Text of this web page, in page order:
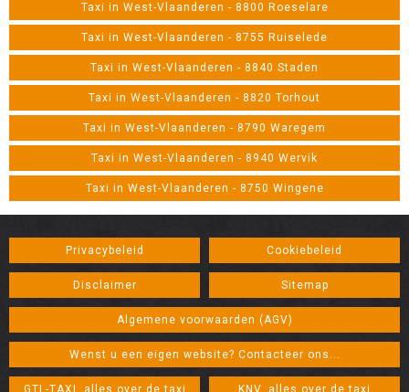
Taxi in West-Vlaanderen - 8800 Roeselare
Taxi in West-Vlaanderen - 8755 Ruiselede
Taxi in West-Vlaanderen - 8840 Staden
Taxi in West-Vlaanderen - 8820 Torhout
Taxi in West-Vlaanderen - 8790 Waregem
Taxi in West-Vlaanderen - 8940 Wervik
Taxi in West-Vlaanderen - 8750 Wingene
Privacybeleid Cookiebeleid
Disclaimer Sitemap
Algemene voorwaarden (AGV)
Wenst u een eigen website? Contacteer ons...
GTL-TAXI, alles over de taxi KNV, alles over de taxi